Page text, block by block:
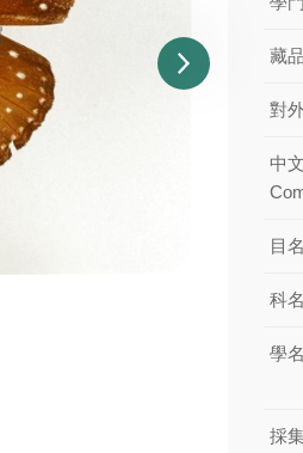
藏
對
中
目名
科名
學名
採